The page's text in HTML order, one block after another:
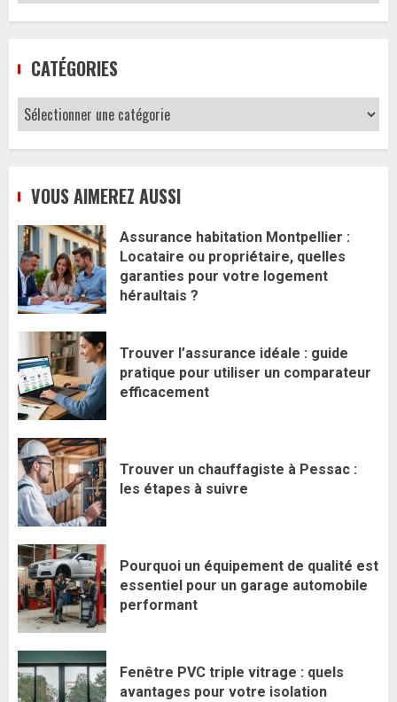
CATÉGORIES
Catégories
VOUS AIMEREZ AUSSI
Assurance habitation Montpellier :
Locataire ou propriétaire, quelles
garanties pour votre logement
héraultais ?
Trouver l’assurance idéale : guide
pratique pour utiliser un comparateur
efficacement
Trouver un chauffagiste à Pessac :
les étapes à suivre
Pourquoi un équipement de qualité est
essentiel pour un garage automobile
performant
Fenêtre PVC triple vitrage : quels
avantages pour votre isolation